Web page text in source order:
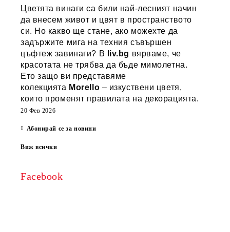
Цветята винаги са били най-лесният начин
да внесем живот и цвят в пространството
си. Но какво ще стане, ако можехте да
задържите мига на техния съвършен
цъфтеж завинаги? В
liv.bg вярваме, че
красотата не трябва да бъде мимолетна.
Ето защо ви представяме
колекцията Morello – изкуствени цветя,
които променят правилата на декорацията.
20 Фев 2026
Абонирай се за новини
Виж всички
Facebook